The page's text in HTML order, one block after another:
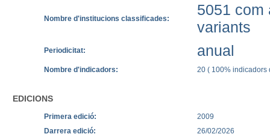
Nombre d'institucions classificades:
5051 com
variants
Periodicitat: anual
Nombre d'indicadors: 20 ( 100% indicadors
EDICIONS
Primera edició:
2009
Darrera edició:
26/02/2026